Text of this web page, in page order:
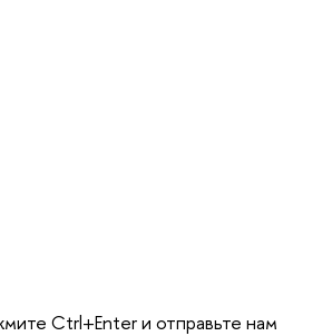
Ctrl+Enter и отправьте нам